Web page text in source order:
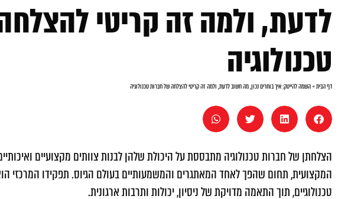
לדעת, ולמה זה קריטי
טכנולוגיה
דף הבית»השמה להייטק: איך בוחרים נכון, מה חשוב לדעת, ולמה זה קריטי להצלחה של חברות טכנולוגיה
הצלחתן של חברות טכנולוגיה מתבססת על היכולת שלהן לבנות צוותים מקצועיים
המקצועית, תחום שהפך לאחד המאתגרים והמשמעותיים בעולם הגיוס. תפקידו המרכזי
טכנולוגיים, תוך התאמה מדויקת של ניסיון, יכולות ותרבות ארגונית.